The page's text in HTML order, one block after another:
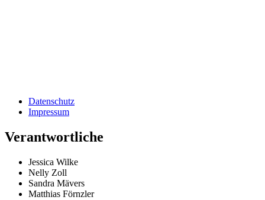
Datenschutz
Impressum
Verantwortliche
Jessica Wilke
Nelly Zoll
Sandra Mävers
Matthias Förnzler